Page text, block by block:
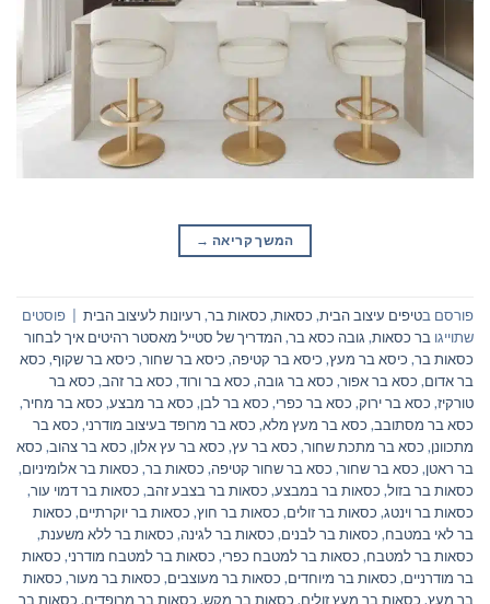
המשך קריאה →
פורסם בטיפים עיצוב הבית, כסאות, כסאות בר, רעיונות לעיצוב הבית
פוסטים
שתוייגו בר כסאות, גובה כסא בר,המדריך של סטייל מאסטר רהיטים איך לבחור
כסאות בר, כיסא בר מעץ, כיסא בר קטיפה, כיסא בר שחור, כיסא בר שקוף, כסא
בר אדום, כסא בר אפור, כסא בר גובה, כסא בר ורוד, כסא בר זהב, כסא בר
טורקיז, כסא בר ירוק, כסא בר כפרי, כסא בר לבן, כסא בר מבצע, כסא בר מחיר,
כסא בר מסתובב, כסא בר מעץ מלא, כסא בר מרופד בעיצוב מודרני, כסא בר
מתכוונן, כסא בר מתכת שחור, כסא בר עץ, כסא בר עץ אלון, כסא בר צהוב, כסא
בר ראטן, כסא בר שחור, כסא בר שחור קטיפה, כסאות בר, כסאות בר אלומיניום,
כסאות בר בזול, כסאות בר במבצע, כסאות בר בצבע זהב, כסאות בר דמוי עור,
כסאות בר וינטג, כסאות בר זולים, כסאות בר חוץ, כסאות בר יוקרתיים, כסאות
בר לאי במטבח, כסאות בר לבנים, כסאות בר לגינה, כסאות בר ללא משענת,
כסאות בר למטבח, כסאות בר למטבח כפרי, כסאות בר למטבח מודרני, כסאות
בר מודרניים, כסאות בר מיוחדים, כסאות בר מעוצבים, כסאות בר מעור, כסאות
בר מעץ, כסאות בר מעץ זולים, כסאות בר מקש, כסאות בר מרופדים, כסאות בר